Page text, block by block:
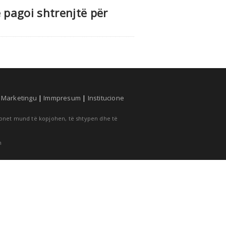
pagoi shtrenjtë për
Marketingu | Immpresum | Institucione
mund të kopjohen, të shtypen dhe të